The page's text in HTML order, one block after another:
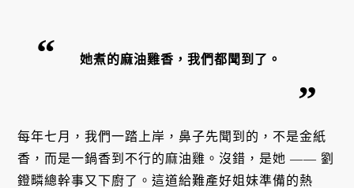
她煮的麻油雞香，我們都聞到了。
每年七月，我們一踏上岸，鼻子先聞到的，不是金紙
香，而是一鍋香到不行的麻油雞。沒錯，是她 —— 劉
鐙疄總幹事又下廚了。這道給難產好姐妹準備的熱